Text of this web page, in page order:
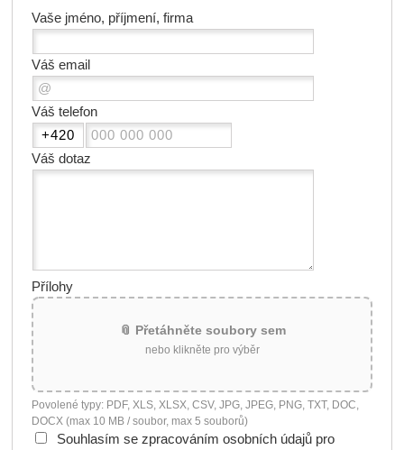
Vaše jméno, příjmení, firma
Váš email
Váš telefon
Váš dotaz
Přílohy
📎 Přetáhněte soubory sem
nebo klikněte pro výběr
Povolené typy: PDF, XLS, XLSX, CSV, JPG, JPEG, PNG, TXT, DOC,
DOCX (max 10 MB / soubor, max 5 souborů)
Souhlasím se zpracováním osobních údajů pro